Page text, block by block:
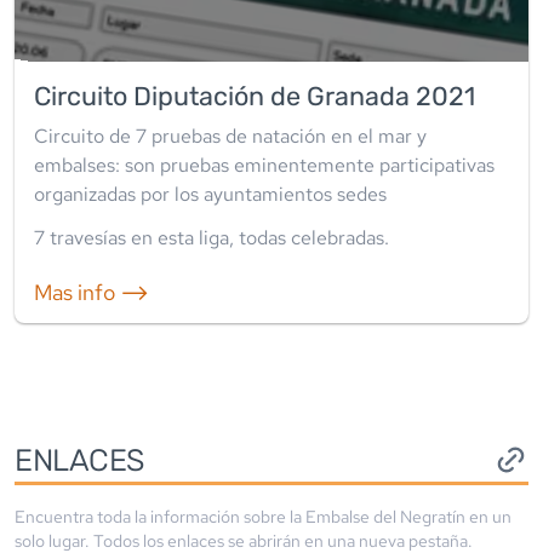
Circuito Diputación de Granada 2021
Circuito de 7 pruebas de natación en el mar y
embalses: son pruebas eminentemente participativas
organizadas por los ayuntamientos sedes
7travesías en esta liga, todas celebradas.
Mas info ⟶
ENLACES
Encuentra toda la información sobre la Embalse del Negratín en un
solo lugar. Todos los enlaces se abrirán en una nueva pestaña.